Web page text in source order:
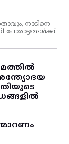
നാടിനെ
പോരാട്ടങ്ങള്‍ക്ക്‌